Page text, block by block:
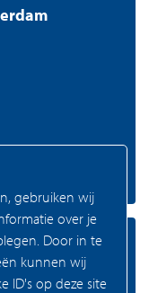
gebruiken wij
over je
Door in te
kunnen wij
ID's op deze site